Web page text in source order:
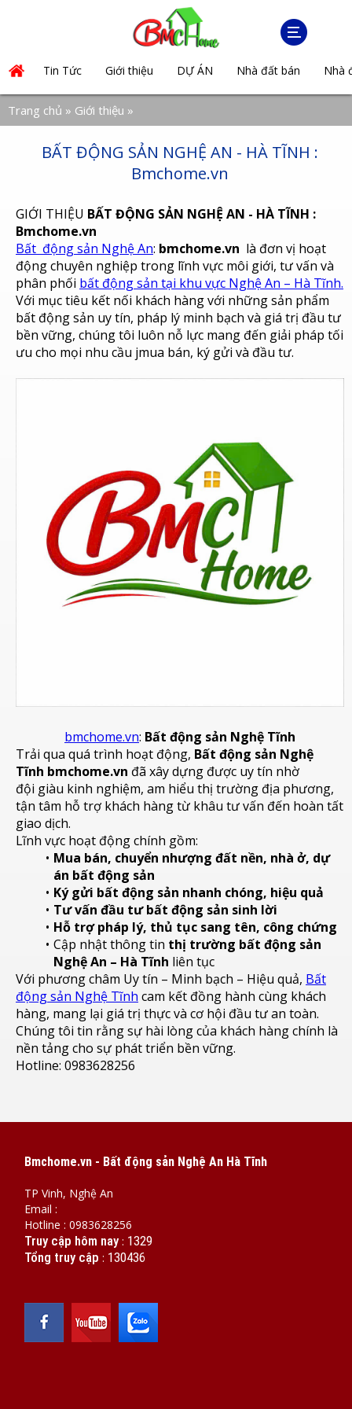
Tin Tức Giới thiệu DỰ ÁN Nhà đất bán Nhà
Trang chủ » Giới thiệu »
BẤT ĐỘNG SẢN NGHỆ AN - HÀ TĨNH :
Bmchome.vn
GIỚI THIỆU BẤT ĐỘNG SẢN NGHỆ AN - HÀ TĨNH :
Bmchome.vn
Bất động sản Nghệ An: bmchome.vn là đơn vị hoạt
động chuyên nghiệp trong lĩnh vực môi giới, tư vấn và
phân phối bất động sản tại khu vực Nghệ An – Hà Tĩnh.
Với mục tiêu kết nối khách hàng với những sản phẩm
bất động sản uy tín, pháp lý minh bạch và giá trị đầu tư
bền vững, chúng tôi luôn nỗ lực mang đến giải pháp tối
ưu cho mọi nhu cầu jmua bán, ký gửi và đầu tư.
bmchome.vn: Bất động sản Nghệ Tĩnh
Trải qua quá trình hoạt động, Bất động sản Nghệ
Tĩnh bmchome.vn đã xây dựng được uy tín nhờ
đội giàu kinh nghiệm, am hiểu thị trường địa phương,
tận tâm hỗ trợ khách hàng từ khâu tư vấn đến hoàn tất
giao dịch.
Lĩnh vực hoạt động chính gồm:
Mua bán, chuyển nhượng đất nền, nhà ở, dự
án bất động sản
Ký gửi bất động sản nhanh chóng, hiệu quả
Tư vấn đầu tư bất động sản sinh lời
Hỗ trợ pháp lý, thủ tục sang tên, công chứng
Cập nhật thông tin thị trường bất động sản
Nghệ An – Hà Tĩnh liên tục
Với phương châm Uy tín – Minh bạch – Hiệu quả, Bất
động sản Nghệ Tĩnh cam kết đồng hành cùng khách
hàng, mang lại giá trị thực và cơ hội đầu tư an toàn.
Chúng tôi tin rằng sự hài lòng của khách hàng chính là
nền tảng cho sự phát triển bền vững.
Hotline: 0983628256
Bmchome.vn - Bất động sản Nghệ An Hà Tĩnh
TP Vinh, Nghệ An
Email :
Hotline : 0983628256
Truy cập hôm nay : 1329
Tổng truy cập : 130436